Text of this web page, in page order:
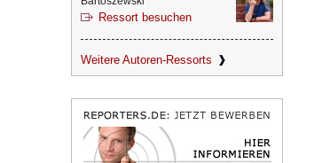
Ressort besuchen
Weitere Autoren-Ressorts